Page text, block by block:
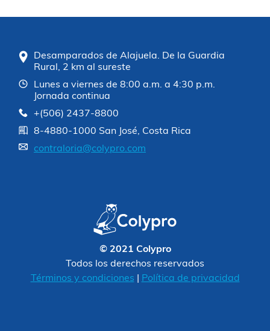
Desamparados de Alajuela. De la Guardia
Rural, 2 km al sureste
Lunes a viernes de 8:00 a.m. a 4:30 p.m.
Jornada continua
+(506) 2437-8800
8-4880-1000 San José, Costa Rica
contraloria@colypro.com
© 2021 Colypro
Todos los derechos reservados
Términos y condiciones
Política de privacidad